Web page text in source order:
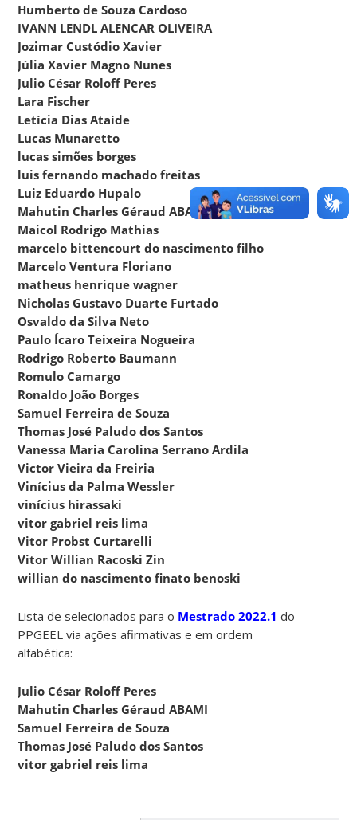
Humberto de Souza Cardoso
IVANN LENDL ALENCAR OLIVEIRA
Jozimar Custódio Xavier
Júlia Xavier Magno Nunes
Julio César Roloff Peres
Lara Fischer
Letícia Dias Ataíde
Lucas Munaretto
lucas simões borges
luis fernando machado freitas
Luiz Eduardo Hupalo
Mahutin Charles Géraud ABAMI
Maicol Rodrigo Mathias
marcelo bittencourt do nascimento filho
Marcelo Ventura Floriano
matheus henrique wagner
Nicholas Gustavo Duarte Furtado
Osvaldo da Silva Neto
Paulo Ícaro Teixeira Nogueira
Rodrigo Roberto Baumann
Romulo Camargo
Ronaldo João Borges
Samuel Ferreira de Souza
Thomas José Paludo dos Santos
Vanessa Maria Carolina Serrano Ardila
Victor Vieira da Freiria
Vinícius da Palma Wessler
vinícius hirassaki
vitor gabriel reis lima
Vitor Probst Curtarelli
Vitor Willian Racoski Zin
willian do nascimento finato benoski
Lista de selecionados para o Mestrado 2022.1do
PPGEEL via ações afirmativas e em ordem
alfabética:
Julio César Roloff Peres
Mahutin Charles Géraud ABAMI
Samuel Ferreira de Souza
Thomas José Paludo dos Santos
vitor gabriel reis lima